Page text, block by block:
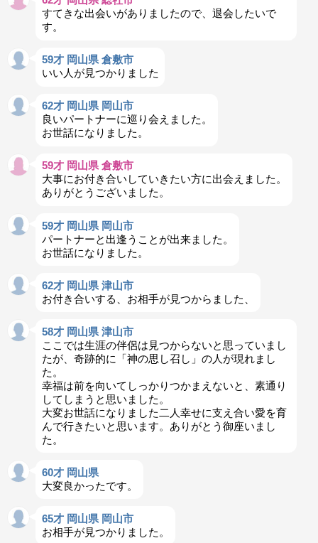
すてきな出会いがありましたので、退会したいで
す。
59才 岡山県 倉敷市
いい人が見つかりました
62才 岡山県 岡山市
良いパートナーに巡り会えました。
お世話になりました。
59才 岡山県 倉敷市
大事にお付き合いしていきたい方に出会えました。
ありがとうございました。
59才 岡山県 岡山市
パートナーと出逢うことが出来ました。
お世話になりました。
62才 岡山県 津山市
お付き合いする、お相手が見つからました、
58才 岡山県 津山市
ここでは生涯の伴侶は見つからないと思っていまし
たが、奇跡的に「神の思し召し」の人が現れまし
た。
幸福は前を向いてしっかりつかまえないと、素通り
してしまうと思いました。
大変お世話になりました二人幸せに支え合い愛を育
んで行きたいと思います。ありがとう御座いまし
た。
60才 岡山県
大変良かったです。
65才 岡山県 岡山市
お相手が見つかりました。